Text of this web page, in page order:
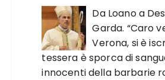
Da Loano a
Garda. “Caro
Verona, si è
tessera è sporca di
innocenti della barbarie